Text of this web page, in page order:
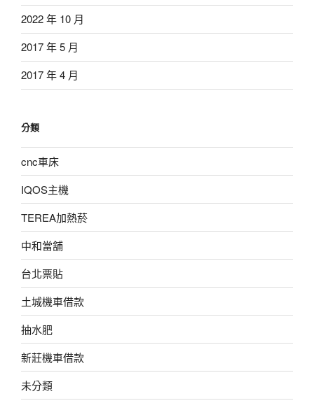
2022 年 10 月
2017 年 5 月
2017 年 4 月
分類
cnc車床
IQOS主機
TEREA加熱菸
中和當舖
台北票貼
土城機車借款
抽水肥
新莊機車借款
未分類